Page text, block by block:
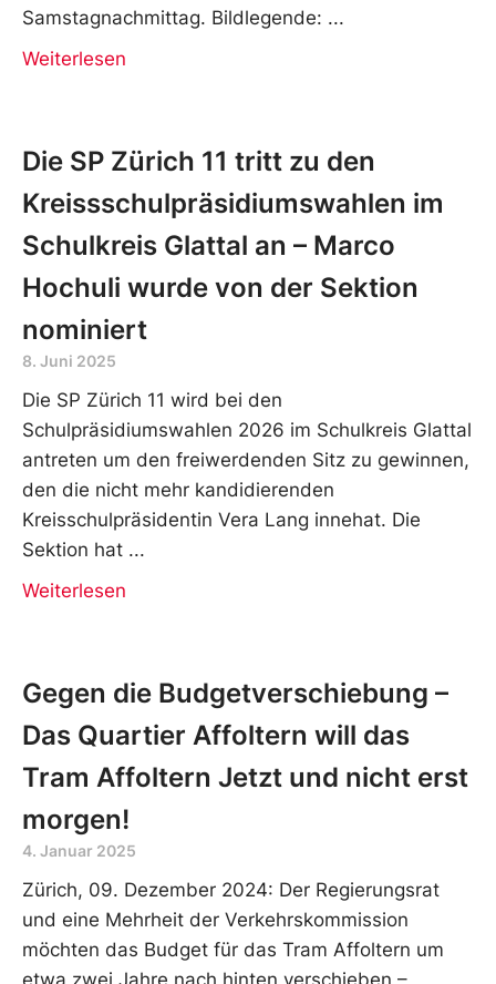
Samstagnachmittag. Bildlegende:
Weiterlesen
Die SP Zürich 11 tritt zu den
Kreissschulpräsidiumswahlen im
Schulkreis Glattal an – Marco
Hochuli wurde von der Sektion
nominiert
8. Juni 2025
Die SP Zürich 11 wird bei den
Schulpräsidiumswahlen 2026 im Schulkreis Glattal
antreten um den freiwerdenden Sitz zu gewinnen,
den die nicht mehr kandidierenden
Kreisschulpräsidentin Vera Lang innehat. Die
Sektion hat
Weiterlesen
Gegen die Budgetverschiebung –
Das Quartier Affoltern will das
Tram Affoltern Jetzt und nicht erst
morgen!
4. Januar 2025
Zürich, 09. Dezember 2024: Der Regierungsrat
und eine Mehrheit der Verkehrskommission
möchten das Budget für das Tram Affoltern um
etwa zwei Jahre nach hinten verschieben –